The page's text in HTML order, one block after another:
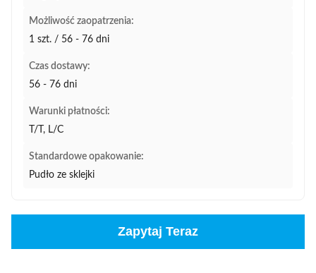
Możliwość zaopatrzenia:
1 szt. / 56 - 76 dni
Czas dostawy:
56 - 76 dni
Warunki płatności:
T/T, L/C
Standardowe opakowanie:
Pudło ze sklejki
Zapytaj Teraz